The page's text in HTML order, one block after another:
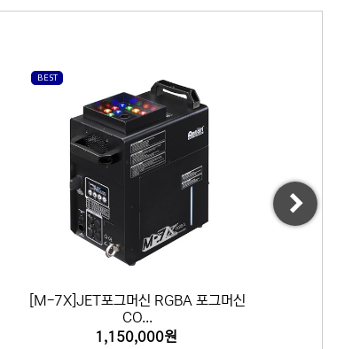
BEST
[M-7X]JET포그머신 RGBA 포그머신
CO...
1,150,000원
Next